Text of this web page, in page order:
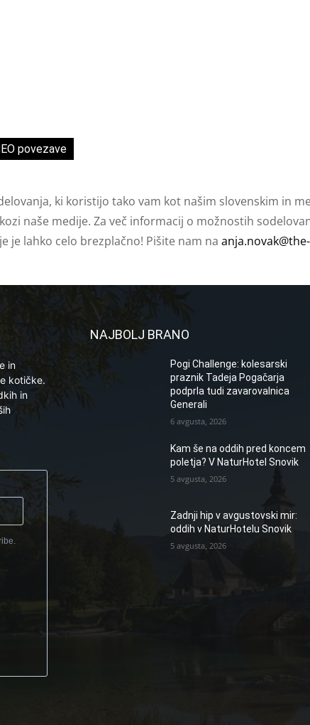
povezave
ki koristijo tako vam kot našim slovenskim in
naše medije. Za več informacij o možnostih
je lahko celo brezplačno! Pišite nam na
in
kotičke.
in
NAJBOLJ BRANO
Pogi Challenge: kolesarski
praznik Tadeja Pogačarja
podprla tudi zavarovalnica
Generali
6 avgusta, 2026
Kam še na oddih pred koncem
poletja? V NaturHotel Snovik
5 avgusta, 2026
Zadnji hip v avgustovski mir:
oddih v NaturHotelu Snovik
5 avgusta, 2026